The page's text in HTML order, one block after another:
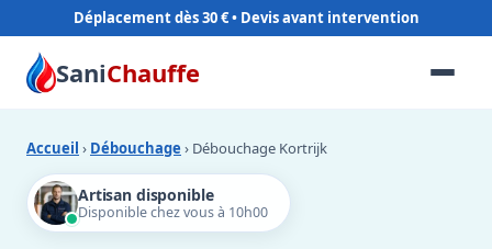
Déplacement dès 30 €
SaniChauffe
Accueil › Débouchage › Débouchage Kortrijk
Artisan disponible
Disponible chez vous à 10h00